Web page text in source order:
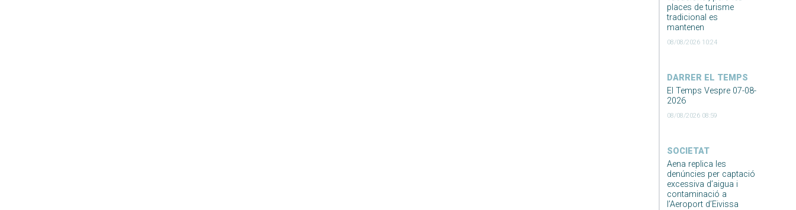
places de turisme
tradicional es
mantenen
08/08/2026 10:24
DARRER EL TEMPS
El Temps Vespre 07-08-
2026
08/08/2026 08:59
SOCIETAT
Aena replica les
denúncies per captació
excessiva d’aigua i
contaminació a
l’Aeroport d’Eivissa